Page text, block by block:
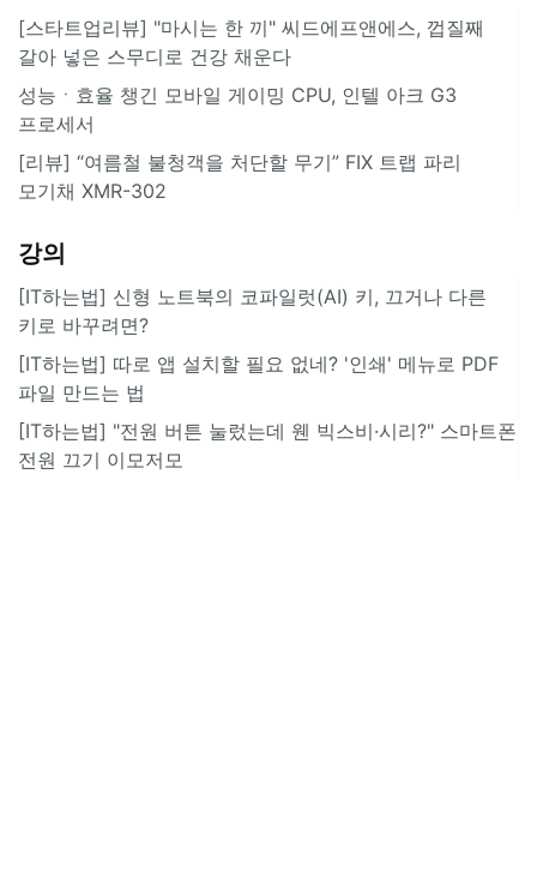
[스타트업리뷰] "마시는 한 끼" 씨드에프앤에스, 껍질째
갈아 넣은 스무디로 건강 채운다
성능ㆍ효율 챙긴 모바일 게이밍 CPU, 인텔 아크 G3
프로세서
[리뷰] “여름철 불청객을 처단할 무기” FIX 트랩 파리
모기채 XMR-302
강의
[IT하는법] 신형 노트북의 코파일럿(AI) 키, 끄거나 다른
키로 바꾸려면?
[IT하는법] 따로 앱 설치할 필요 없네? '인쇄' 메뉴로 PDF
파일 만드는 법
[IT하는법] "전원 버튼 눌렀는데 웬 빅스비·시리?" 스마트폰
전원 끄기 이모저모